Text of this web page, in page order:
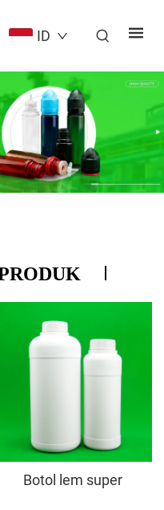
ID
Botol lem super